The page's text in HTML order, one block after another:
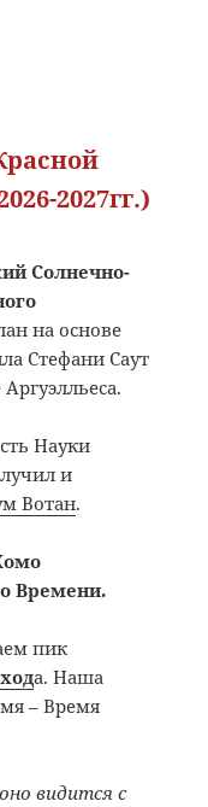
2027гг.)
Солнечно-
на основе
Стефани Саут
Науки
и
Вотан.
Времени.
пик
а. Наша
– Время
видится с